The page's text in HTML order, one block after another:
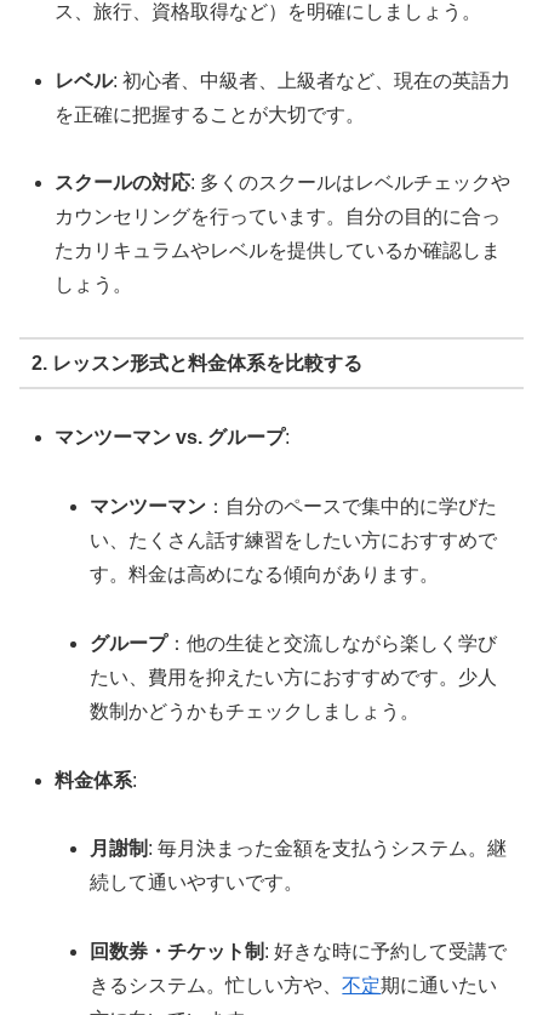
ス、旅行、資格取得など）を明確にしましょう。
レベル: 初心者、中級者、上級者など、現在の英語力
を正確に把握することが大切です。
スクールの対応: 多くのスクールはレベルチェックや
カウンセリングを行っています。自分の目的に合っ
たカリキュラムやレベルを提供しているか確認しま
しょう。
2. レッスン形式と料金体系を比較する
マンツーマン vs. グループ:
マンツーマン ：自分のペースで集中的に学びた
い、たくさん話す練習をしたい方におすすめで
す。料金は高めになる傾向があります。
グループ：他の生徒と交流しながら楽しく学び
たい、費用を抑えたい方におすすめです。少人
数制かどうかもチェックしましょう。
料金体系:
月謝制 : 毎月決まった金額を支払うシステム。継
続して通いやすいです。
回数券・チケット制 : 好きな時に予約して受講で
きるシステム。忙しい方や、不定期に通いたい